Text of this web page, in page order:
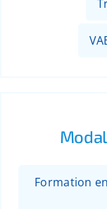
Formation